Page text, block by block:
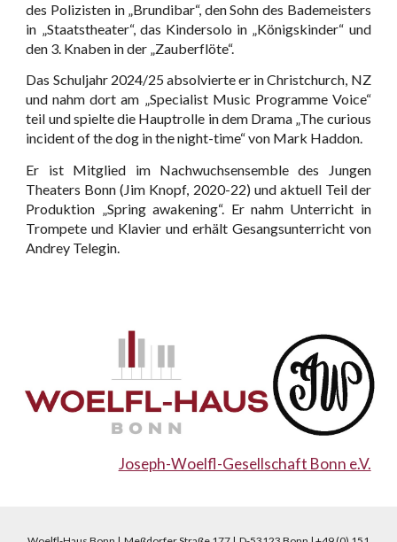
des Polizisten in „Brundibar“, den Sohn des Bademeisters
in „Staatstheater“, das Kindersolo in „Königskinder“ und
den 3. Knaben in der „Zauberflöte“.
Das Schuljahr 2024/25 absolvierte er in Christchurch, NZ
und nahm dort am „Specialist Music Programme Voice“
teil und spielte die Hauptrolle in dem Drama „The curious
incident of the dog in the night-time“ von Mark Haddon.
Er ist Mitglied im Nachwuchsensemble des Jungen
Theaters Bonn (Jim Knopf, 2020-22) und aktuell Teil der
Produktion „Spring awakening“. Er nahm Unterricht in
Trompete und Klavier und erhält Gesangsunterricht von
Andrey Telegin.
Joseph-Woelfl-Gesellschaft Bonn e.V.